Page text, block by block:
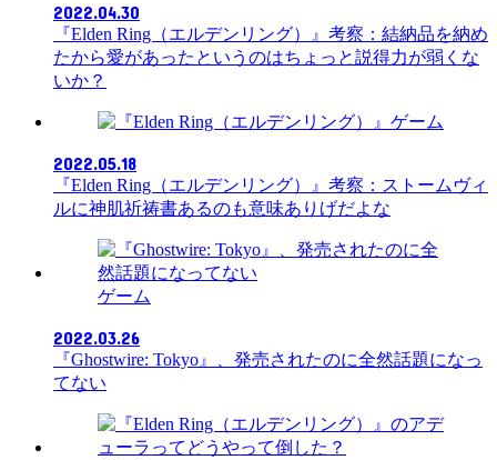
2022.04.30
『Elden Ring（エルデンリング）』考察：結納品を納め
たから愛があったというのはちょっと説得力が弱くな
いか？
ゲーム
2022.05.18
『Elden Ring（エルデンリング）』考察：ストームヴィ
ルに神肌祈祷書あるのも意味ありげだよな
ゲーム
2022.03.26
『Ghostwire: Tokyo』、発売されたのに全然話題になっ
てない